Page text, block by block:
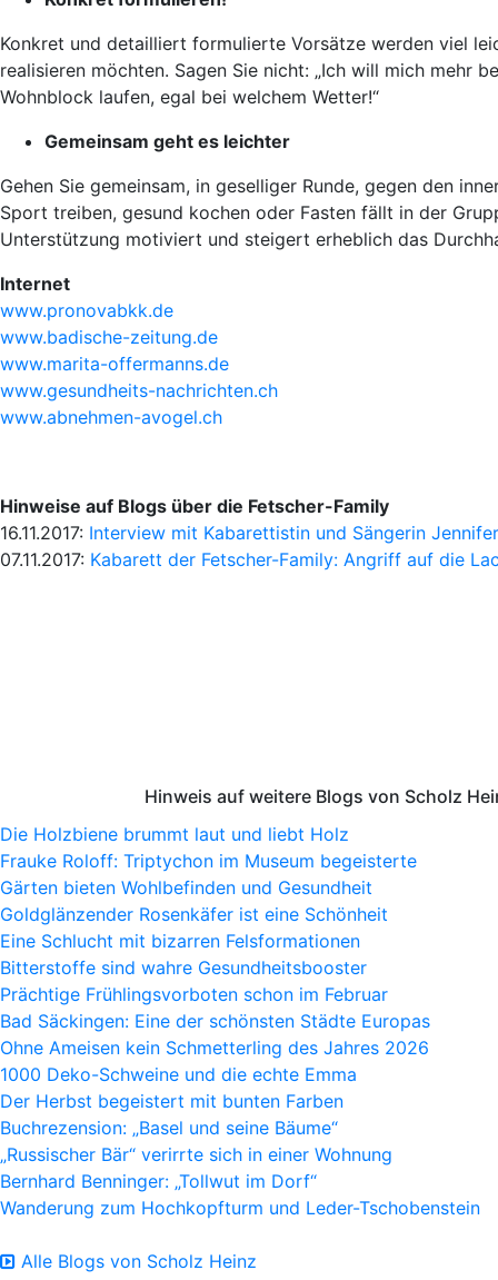
Konkret und detailliert formulierte Vorsätze werden viel
realisieren möchten. Sagen Sie nicht: „Ich will mich mehr
Wohnblock laufen, egal bei welchem Wetter!“
Gemeinsam geht es leichter
Gehen Sie gemeinsam, in geselliger Runde, gegen den
Sport treiben, gesund kochen oder Fasten fällt in der
Unterstützung motiviert und steigert erheblich das
Internet
www.pronovabkk.de
www.badische-zeitung.de
www.marita-offermanns.de
www.gesundheits-nachrichten.ch
www.abnehmen-avogel.ch
Hinweise auf Blogs über die Fetscher-Family
16.11.2017: Interview mit Kabarettistin und Sängerin
07.11.2017: Kabarett der Fetscher-Family: Angriff auf die
Hinweis auf weitere Blogs von Scholz
Die Holzbiene brummt laut und liebt Holz
Frauke Roloff: Triptychon im Museum begeisterte
Gärten bieten Wohlbefinden und Gesundheit
Goldglänzender Rosenkäfer ist eine Schönheit
Eine Schlucht mit bizarren Felsformationen
Bitterstoffe sind wahre Gesundheitsbooster
Prächtige Frühlingsvorboten schon im Februar
Bad Säckingen: Eine der schönsten Städte Europas
Ohne Ameisen kein Schmetterling des Jahres 2026
1000 Deko-Schweine und die echte Emma
Der Herbst begeistert mit bunten Farben
Buchrezension: „Basel und seine Bäume“
„Russischer Bär“ verirrte sich in einer Wohnung
Bernhard Benninger: „Tollwut im Dorf“
Wanderung zum Hochkopfturm und Leder-Tschobenstein
Alle Blogs von Scholz Heinz